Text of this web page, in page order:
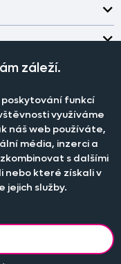
novinky, tipy a
záleží.
poskytování funkcí
využíváme
náš web používáte,
média, inzerci a
s dalšími
nebo které získali v
jejich služby.